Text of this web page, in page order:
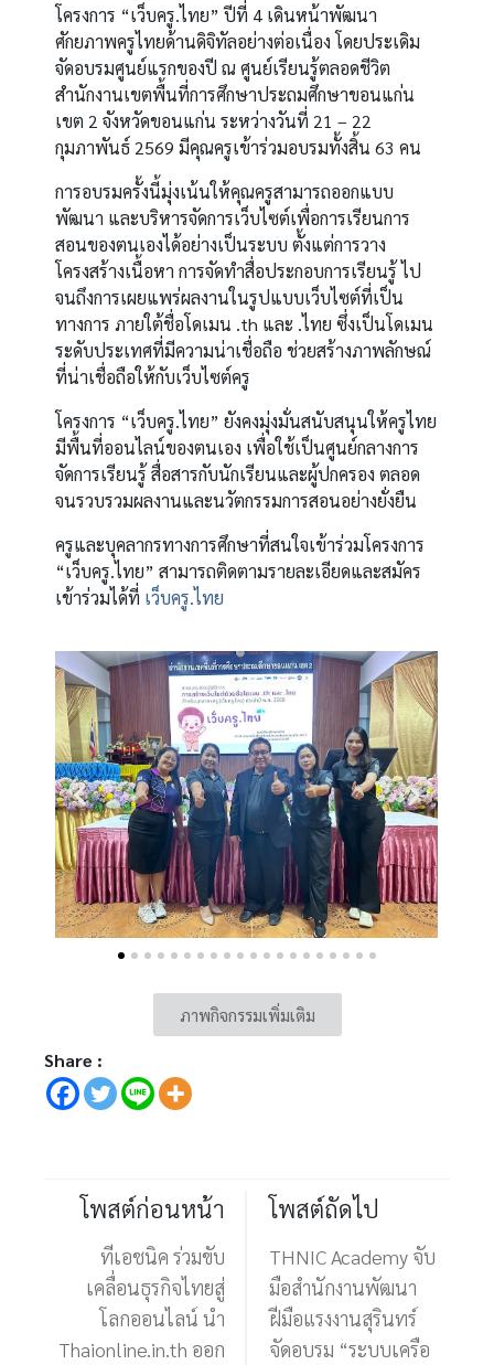
โครงการ “เว็บครู.ไทย” ปีที่ 4 เดินหน้าพัฒนา
ศักยภาพครูไทยด้านดิจิทัลอย่างต่อเนื่อง โดยประเดิม
จัดอบรมศูนย์แรกของปี ณ ศูนย์เรียนรู้ตลอดชีวิต
สำนักงานเขตพื้นที่การศึกษาประถมศึกษาขอนแก่น
เขต 2 จังหวัดขอนแก่น ระหว่างวันที่ 21 – 22
กุมภาพันธ์ 2569 มีคุณครูเข้าร่วมอบรมทั้งสิ้น 63 คน
การอบรมครั้งนี้มุ่งเน้นให้คุณครูสามารถออกแบบ
พัฒนา และบริหารจัดการเว็บไซต์เพื่อการเรียนการ
สอนของตนเองได้อย่างเป็นระบบ ตั้งแต่การวาง
โครงสร้างเนื้อหา การจัดทำสื่อประกอบการเรียนรู้ ไป
จนถึงการเผยแพร่ผลงานในรูปแบบเว็บไซต์ที่เป็น
ทางการ ภายใต้ชื่อโดเมน .th และ .ไทยซึ่งเป็นโดเมน
ระดับประเทศที่มีความน่าเชื่อถือ ช่วยสร้างภาพลักษณ์
ที่น่าเชื่อถือให้กับเว็บไซต์ครู
โครงการ “เว็บครู.ไทย” ยังคงมุ่งมั่นสนับสนุนให้ครูไทย
มีพื้นที่ออนไลน์ของตนเอง เพื่อใช้เป็นศูนย์กลางการ
จัดการเรียนรู้ สื่อสารกับนักเรียนและผู้ปกครอง ตลอด
จนรวบรวมผลงานและนวัตกรรมการสอนอย่างยั่งยืน
ครูและบุคลากรทางการศึกษาที่สนใจเข้าร่วมโครงการ
“เว็บครู.ไทย” สามารถติดตามรายละเอียดและสมัคร
เข้าร่วมได้ที่ เว็บครู.ไทย
ภาพกิจกรรมเพิ่มเติม
Share :
โพสต์ก่อนหน้า
ทีเอชนิค ร่วมขับ
เคลื่อนธุรกิจไทยสู่
โลกออนไลน์ นำ
Thaionline.in.th ออก
โพสต์ถัดไป
THNIC Academy จับ
มือสำนักงานพัฒนา
ฝีมือแรงงานสุรินทร์
จัดอบรม “ระบบเครือ